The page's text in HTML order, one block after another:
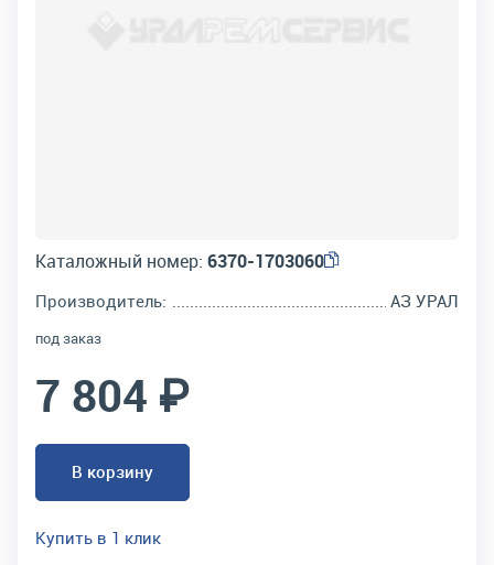
Каталожный номер: 6370-1703060
Производитель: АЗ УРАЛ
под заказ
7 804 ₽
В корзину
Купить в 1 клик